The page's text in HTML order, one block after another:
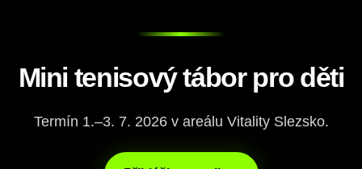
Mini tenisový tábor pro děti
Termín 1.–3. 7. 2026 v areálu Vitality Slezsko.